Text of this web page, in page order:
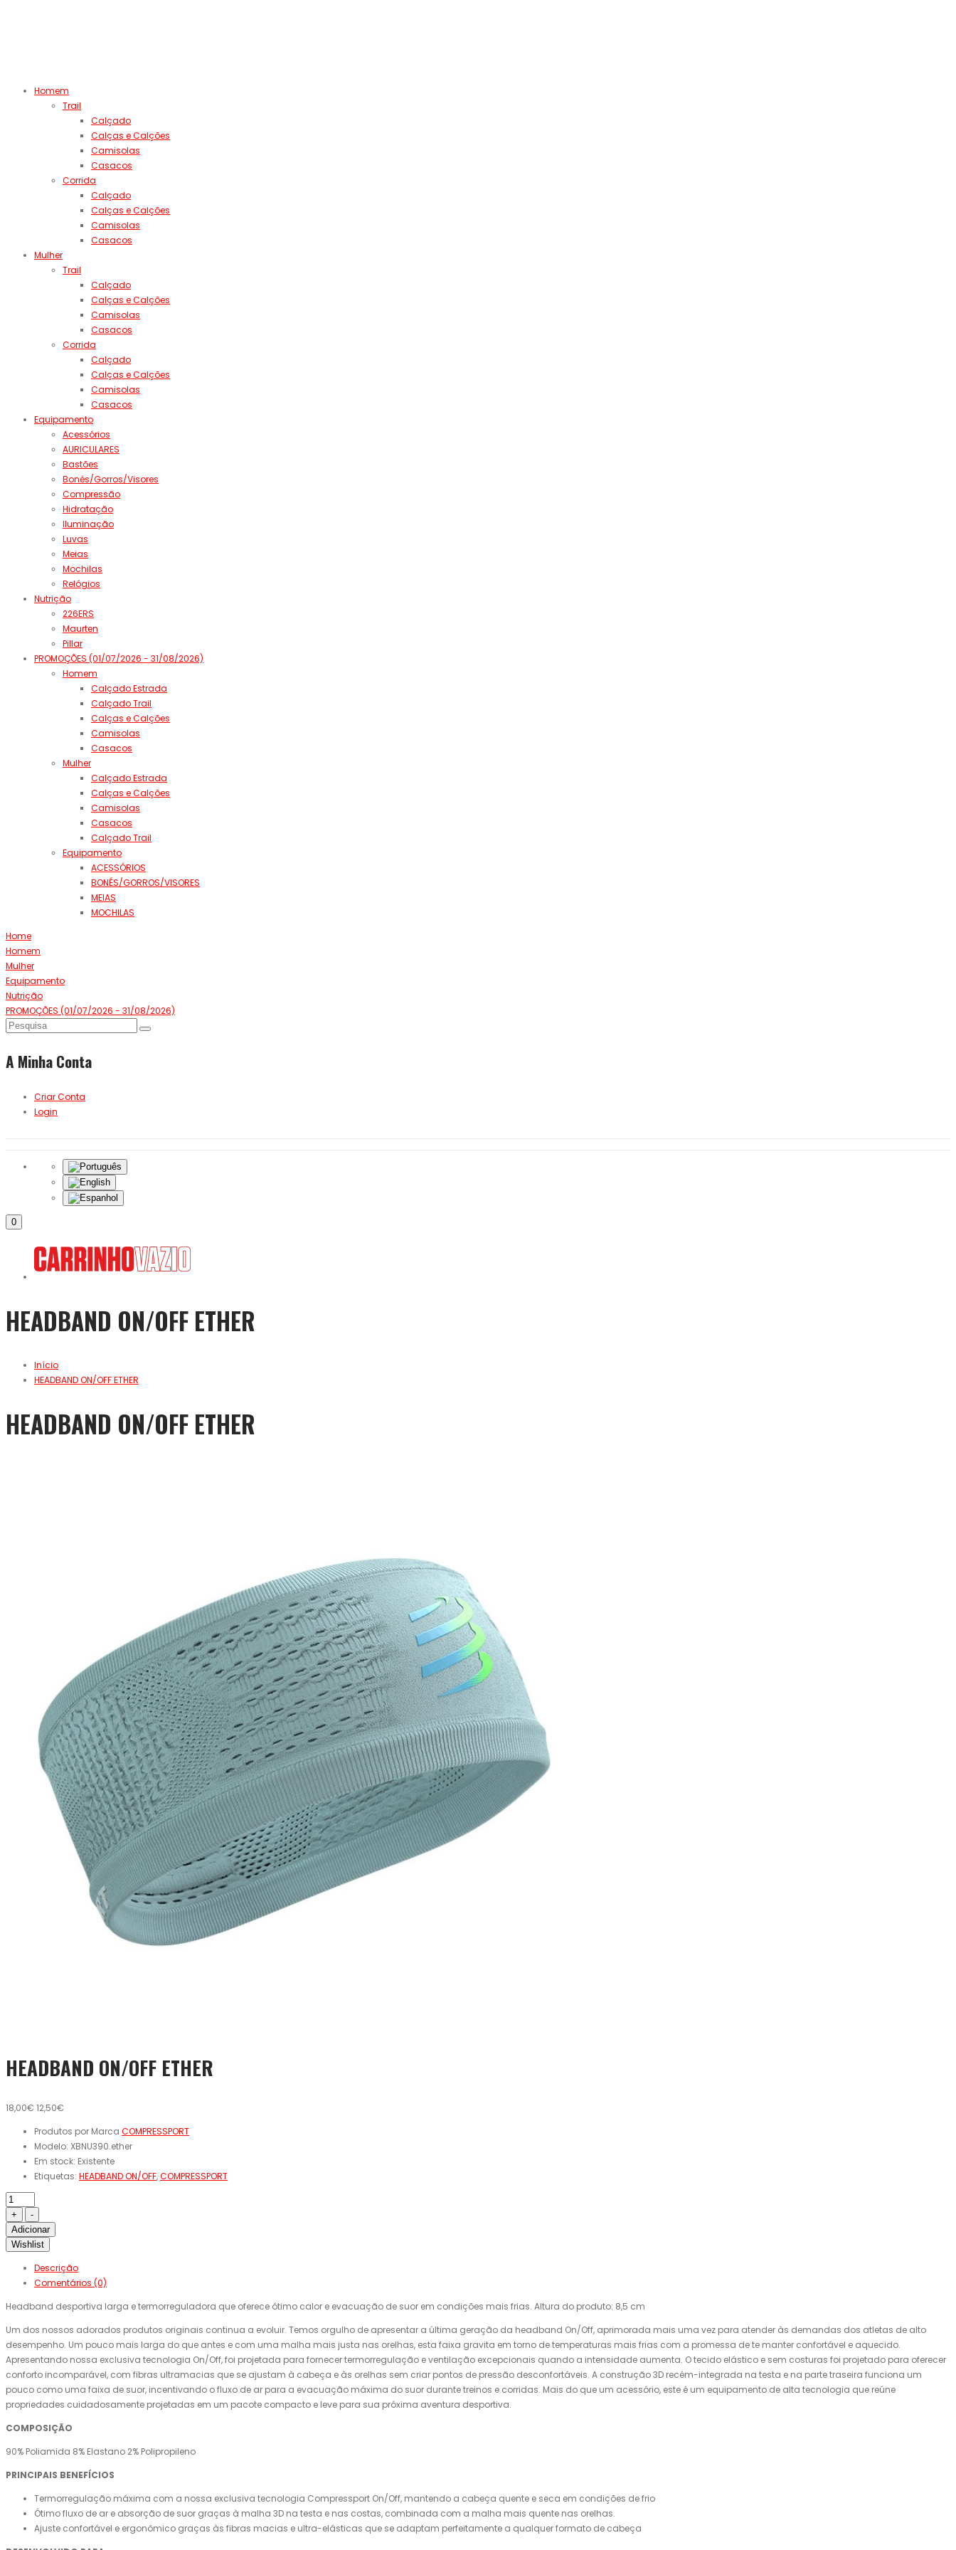
Homem
Trail
Calçado
Calças e Calções
Camisolas
Casacos
Corrida
Calçado
Calças e Calções
Camisolas
Casacos
Mulher
Trail
Calçado
Calças e Calções
Camisolas
Casacos
Corrida
Calçado
Calças e Calções
Camisolas
Casacos
Equipamento
Acessórios
AURICULARES
Bastões
Bonés/Gorros/Visores
Compressão
Hidratação
Iluminação
Luvas
Meias
Mochilas
Relógios
Nutrição
226ERS
Maurten
Pillar
PROMOÇÕES (01/07/2026 - 31/08/2026)
Homem
Calçado Estrada
Calçado Trail
Calças e Calções
Camisolas
Casacos
Mulher
Calçado Estrada
Calças e Calções
Camisolas
Casacos
Calçado Trail
Equipamento
ACESSÓRIOS
BONÉS/GORROS/VISORES
MEIAS
MOCHILAS
Home
Homem
Mulher
Equipamento
Nutrição
PROMOÇÕES (01/07/2026 - 31/08/2026)
A Minha Conta
Criar Conta
Login
0
HEADBAND ON/OFF ETHER
Início
HEADBAND ON/OFF ETHER
HEADBAND ON/OFF ETHER
HEADBAND ON/OFF ETHER
18,00€ 12,50€
Produtos por Marca COMPRESSPORT
Modelo: XBNU390.ether
Em stock: Existente
Etiquetas: HEADBAND ON/OFF,COMPRESSPORT
Adicionar
Wishlist
Descrição
Comentários (0)
Headband desportiva larga e termorreguladora que oferece ótimo calor e evacuação de suor em condições mais frias. Altura do produto: 8,5 cm
Um dos nossos adorados produtos originais continua a evoluir. Temos orgulho de apresentar a última geração da headband On/Off, aprimorada mais uma vez para atender às demandas dos atletas de alto
desempenho. Um pouco mais larga do que antes e com uma malha mais justa nas orelhas, esta faixa gravita em torno de temperaturas mais frias com a promessa de te manter confortável e aquecido.
Apresentando nossa exclusiva tecnologia On/Off, foi projetada para fornecer termorregulação e ventilação excepcionais quando a intensidade aumenta. O tecido elástico e sem costuras foi projetado para oferecer
conforto incomparável, com fibras ultramacias que se ajustam à cabeça e às orelhas sem criar pontos de pressão desconfortáveis. A construção 3D recém-integrada na testa e na parte traseira funciona um
pouco como uma faixa de suor, incentivando o fluxo de ar para a evacuação máxima do suor durante treinos e corridas. Mais do que um acessório, este é um equipamento de alta tecnologia que reúne
propriedades cuidadosamente projetadas em um pacote compacto e leve para sua próxima aventura desportiva.
COMPOSIÇÃO
90% Poliamida 8% Elastano 2% Polipropileno
PRINCIPAIS BENEFÍCIOS
Termorregulação máxima com a nossa exclusiva tecnologia Compressport On/Off, mantendo a cabeça quente e seca em condições de frio
Ótimo fluxo de ar e absorção de suor graças à malha 3D na testa e nas costas, combinada com a malha mais quente nas orelhas.
Ajuste confortável e ergonômico graças às fibras macias e ultra-elásticas que se adaptam perfeitamente a qualquer formato de cabeça